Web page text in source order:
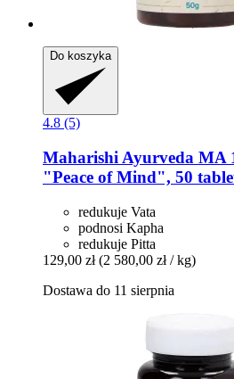
Do koszyka
4.8 (5)
Maharishi Ayurveda MA
"Peace of Mind", 50
redukuje Vata
podnosi Kapha
redukuje Pitta
129,00 zł (2 580,00 zł / kg)
Dostawa do 11 sierpnia